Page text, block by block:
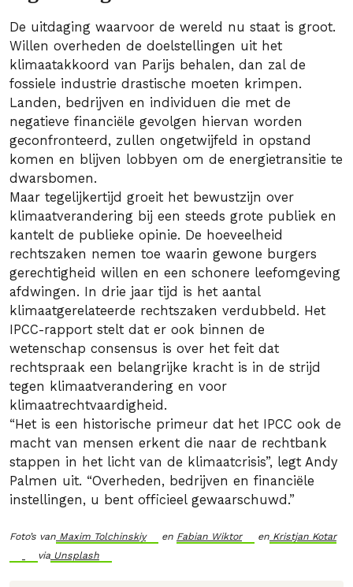
De uitdaging waarvoor de wereld nu staat is groot.
Willen overheden de doelstellingen uit het
klimaatakkoord van Parijs behalen, dan zal de
fossiele industrie drastische moeten krimpen.
Landen, bedrijven en individuen die met de
negatieve financiële gevolgen hiervan worden
geconfronteerd, zullen ongetwijfeld in opstand
komen en blijven lobbyen om de energietransitie te
dwarsbomen.
Maar tegelijkertijd groeit het bewustzijn over
klimaatverandering bij een steeds grote publiek en
kantelt de publieke opinie. De hoeveelheid
rechtszaken nemen toe waarin gewone burgers
gerechtigheid willen en een schonere leefomgeving
afdwingen. In drie jaar tijd is het aantal
klimaatgerelateerde rechtszaken verdubbeld. Het
IPCC-rapport stelt dat er ook binnen de
wetenschap consensus is over het feit dat
rechtspraak een belangrijke kracht is in de strijd
tegen klimaatverandering en voor
klimaatrechtvaardigheid.
“Het is een historische primeur dat het IPCC ook de
macht van mensen erkent die naar de rechtbank
stappen in het licht van de klimaatcrisis”, legt Andy
Palmen uit. “Overheden, bedrijven en financiële
instellingen, u bent officieel gewaarschuwd.”
Foto’s van Maxim Tolchinskiy en Fabian Wiktor enKristjan Kotar
viaUnsplash